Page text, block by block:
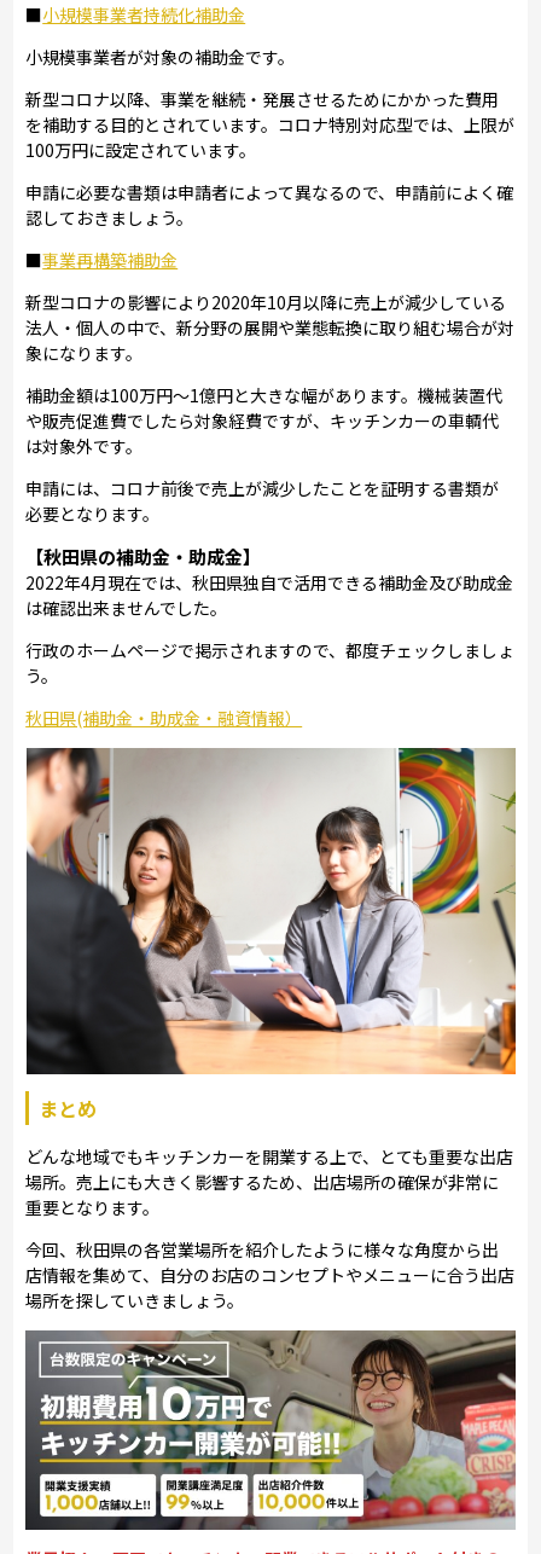
■小規模事業者持続化補助金
小規模事業者が対象の補助金です。
新型コロナ以降、事業を継続・発展させるためにかかった費用
を補助する目的とされています。コロナ特別対応型では、上限が
100万円に設定されています。
申請に必要な書類は申請者によって異なるので、申請前によく確
認しておきましょう。
■事業再構築補助金
新型コロナの影響により2020年10月以降に売上が減少している
法人・個人の中で、新分野の展開や業態転換に取り組む場合が対
象になります。
補助金額は100万円～1億円と大きな幅があります。機械装置代
や販売促進費でしたら対象経費ですが、キッチンカーの車輌代
は対象外です。
申請には、コロナ前後で売上が減少したことを証明する書類が
必要となります。
【秋田県の補助金・助成金】
2022年4月現在では、秋田県独自で活用できる補助金及び助成金
は確認出来ませんでした。
行政のホームページで掲示されますので、都度チェックしましょ
う。
秋田県(補助金・助成金・融資情報）
まとめ
どんな地域でもキッチンカーを開業する上で、とても重要な出店
場所。売上にも大きく影響するため、出店場所の確保が非常に
重要となります。
今回、秋田県の各営業場所を紹介したように様々な角度から出
店情報を集めて、自分のお店のコンセプトやメニューに合う出店
場所を探していきましょう。